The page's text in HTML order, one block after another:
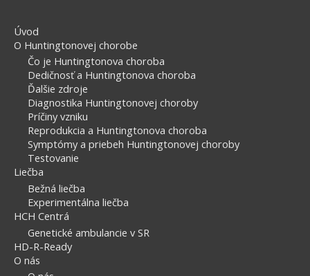
Úvod
O Huntingtonovej chorobe
Čo je Huntingtonova choroba
Dedičnosť a Huntingtonova choroba
Ďalšie zdroje
Diagnostika Huntingtonovej choroby
Príčiny vzniku
Reprodukcia a Huntingtonova choroba
Symptómy a priebeh Huntingtonovej choroby
Testovanie
Liečba
Bežná liečba
Experimentálna liečba
HCH Centrá
Genetické ambulancie v SR
HD-R-Ready
O nás